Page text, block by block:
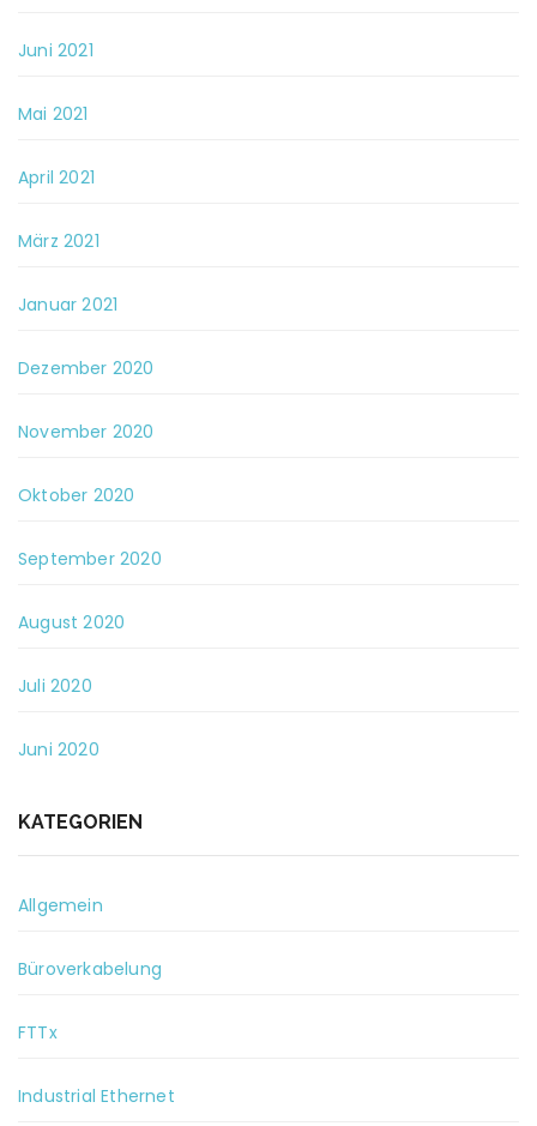
Juni 2021
Mai 2021
April 2021
März 2021
Januar 2021
Dezember 2020
November 2020
Oktober 2020
September 2020
August 2020
Juli 2020
Juni 2020
KATEGORIEN
Allgemein
Büroverkabelung
FTTx
Industrial Ethernet